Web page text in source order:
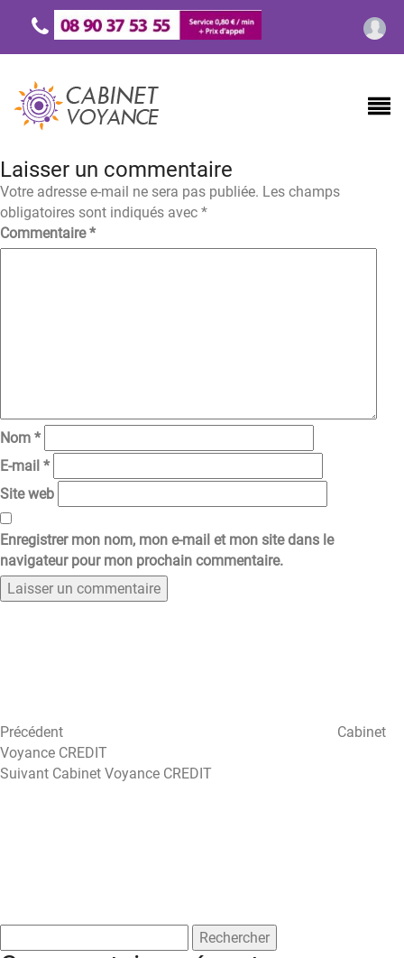
Laisser un commentaire
Votre adresse e-mail ne sera pas publiée. Les champs
obligatoires sont indiqués avec *
Commentaire*
Nom *
E-mail *
Site web
Enregistrer mon nom, mon e-mail et mon site dans le
navigateur pour mon prochain commentaire.
Précédent
Cabinet
Voyance CREDIT
Article
Suivant Cabinet Voyance CREDIT